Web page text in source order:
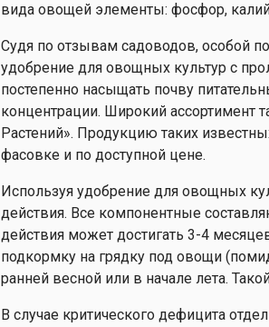
вида овощей элементы: фосфор,
Судя по отзывам садоводов, особой
удобрение для овощных культур с
постепенно насыщать почву
концентрации. Широкий ассортимент
Растений». Продукцию таких
фасовке и по доступной цене.
Используя удобрение для овощных
действия. Все компонентные
действия может достигать 3-4
подкормку на грядку под овощи
ранней весной или в начале лета.
В случае критического дефицита